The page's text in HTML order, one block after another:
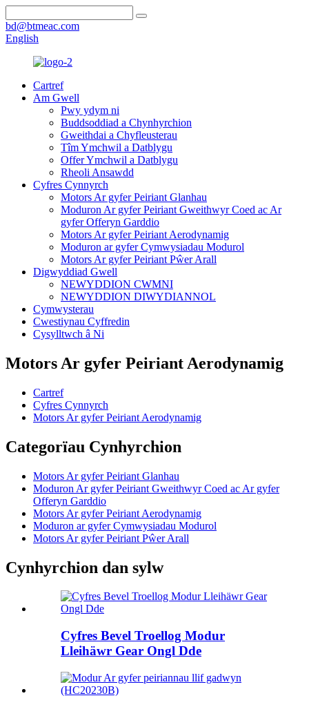
bd@btmeac.com
English
Cartref
Am Gwell
Pwy ydym ni
Buddsoddiad a Chynhyrchion
Gweithdai a Chyfleusterau
Tîm Ymchwil a Datblygu
Offer Ymchwil a Datblygu
Rheoli Ansawdd
Cyfres Cynnyrch
Motors Ar gyfer Peiriant Glanhau
Moduron Ar gyfer Peiriant Gweithwyr Coed ac Ar
gyfer Offeryn Garddio
Motors Ar gyfer Peiriant Aerodynamig
Moduron ar gyfer Cymwysiadau Modurol
Motors Ar gyfer Peiriant Pŵer Arall
Digwyddiad Gwell
NEWYDDION CWMNI
NEWYDDION DIWYDIANNOL
Cymwysterau
Cwestiynau Cyffredin
Cysylltwch â Ni
Motors Ar gyfer Peiriant Aerodynamig
Cartref
Cyfres Cynnyrch
Motors Ar gyfer Peiriant Aerodynamig
Categorïau Cynhyrchion
Motors Ar gyfer Peiriant Glanhau
Moduron Ar gyfer Peiriant Gweithwyr Coed ac Ar gyfer
Offeryn Garddio
Motors Ar gyfer Peiriant Aerodynamig
Moduron ar gyfer Cymwysiadau Modurol
Motors Ar gyfer Peiriant Pŵer Arall
Cynhyrchion dan sylw
Cyfres Bevel Troellog Modur
Lleihäwr Gear Ongl Dde